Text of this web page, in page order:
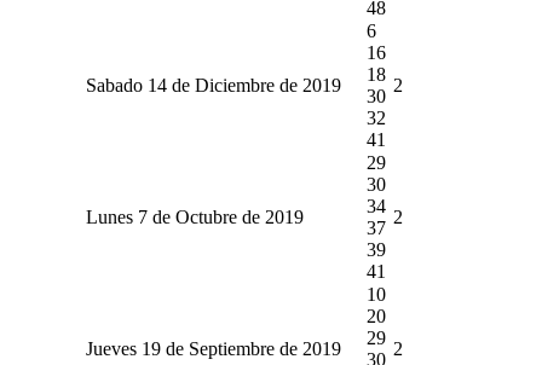
48
Sabado 14 de Diciembre de 2019
6
16
18
30
32
41
2
Lunes 7 de Octubre de 2019
29
30
34
37
39
41
2
Jueves 19 de Septiembre de 2019
10
20
29
30
2